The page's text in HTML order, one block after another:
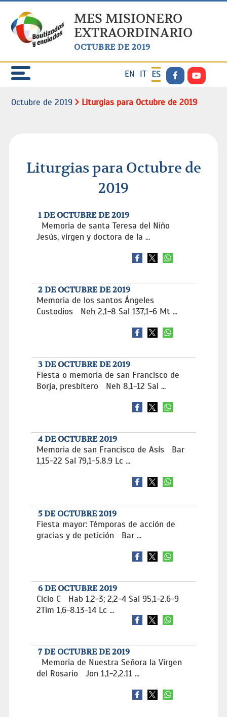
MES MISIONERO
EXTRAORDINARIO
OCTUBRE DE 2019
EN IT ES
Octubre de 2019 Liturgias para Octubre de 2019
Liturgias para Octubre de
2019
1 DE OCTUBRE DE 2019
Memoria de santa Teresa del Niño
Jesús, virgen y doctora de la ...
2 DE OCTUBRE DE 2019
Memoria de los santos Ángeles
Custodios Neh 2,1-8 Sal 137,1-6 Mt ...
3 DE OCTUBRE DE 2019
Fiesta o memoria de san Francisco de
Borja, presbítero Neh 8,1-12 Sal ...
4 DE OCTUBRE 2019
Memoria de san Francisco de Asís Bar
1,15-22 Sal 79,1-5.8.9 Lc ...
5 DE OCTUBRE 2019
Fiesta mayor: Témporas de acción de
gracias y de petición Bar ...
6 DE OCTUBRE 2019
Ciclo C Hab 1,2-3; 2,2-4 Sal 95,1-2.6-9
2Tim 1,6-8.13-14 Lc ...
7 DE OCTUBRE DE 2019
Memoria de Nuestra Señora la Virgen
del Rosario Jon 1,1-2,2.11 ...